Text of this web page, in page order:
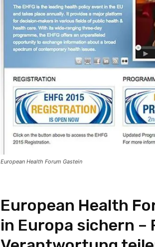
European Health Forum Gastein
European Health
in Europa sichern